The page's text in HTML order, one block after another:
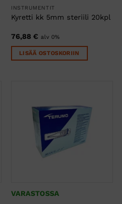
INSTRUMENTIT
Kyretti kk 5mm steriili 20kpl
76,88€ alv 0%
LISÄÄ OSTOSKORIIN
VARASTOSSA